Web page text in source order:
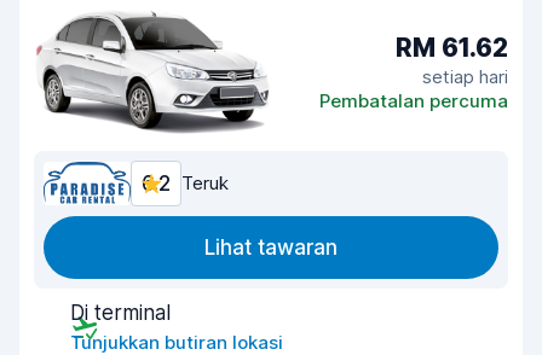
RM 61.62
setiap hari
Pembatalan percuma
6.2 Teruk
Lihat tawaran
Di terminal
Tunjukkan butiran lokasi